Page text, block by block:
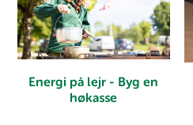
Energi på lejr - Byg en
høkasse